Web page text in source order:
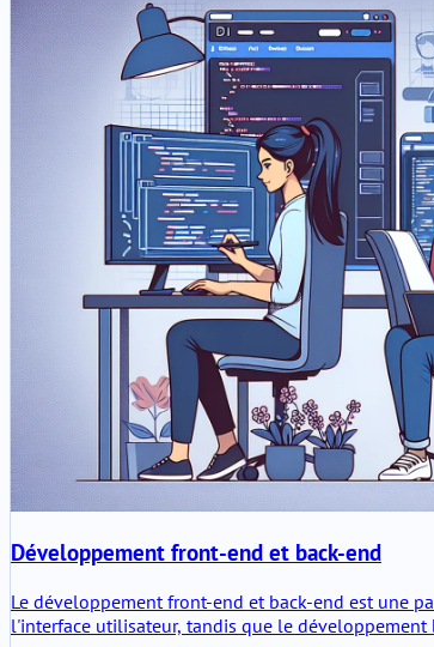
Développement front-end et back-end
Le développement front-end et back-end est une
l'interface utilisateur, tandis que le